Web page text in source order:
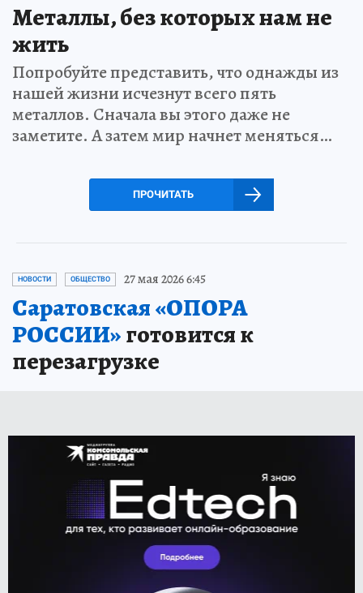
Металлы, без которых нам не
жить
Попробуйте представить, что однажды из
нашей жизни исчезнут всего пять
металлов. Сначала вы этого даже не
заметите. А затем мир начнет меняться…
ПРОЧИТАТЬ
НОВОСТИ ОБЩЕСТВО 27 мая 2026 6:45
Саратовская «ОПОРА
РОССИИ»готовится к
перезагрузке